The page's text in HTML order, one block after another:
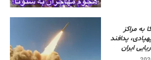
به مراکز
پدافند
ایران